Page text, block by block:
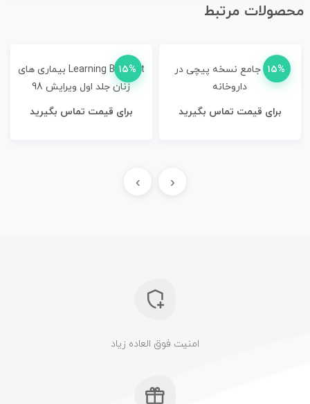
محصولات مرتبط
۱۵%
کتاب جامع نسخه پیچی در
داروخانه
برای قیمت تماس بگیرید
۱۵%
Learning By Test بیماری های
زنان جلد اول ویرایش 98
برای قیمت تماس بگیرید
‹
›
امنیت فوق العاده زیاد